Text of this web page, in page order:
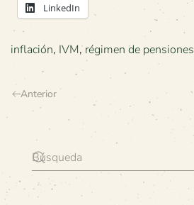
LinkedIn
inflación, IVM,régimen de pensiones
Anterior